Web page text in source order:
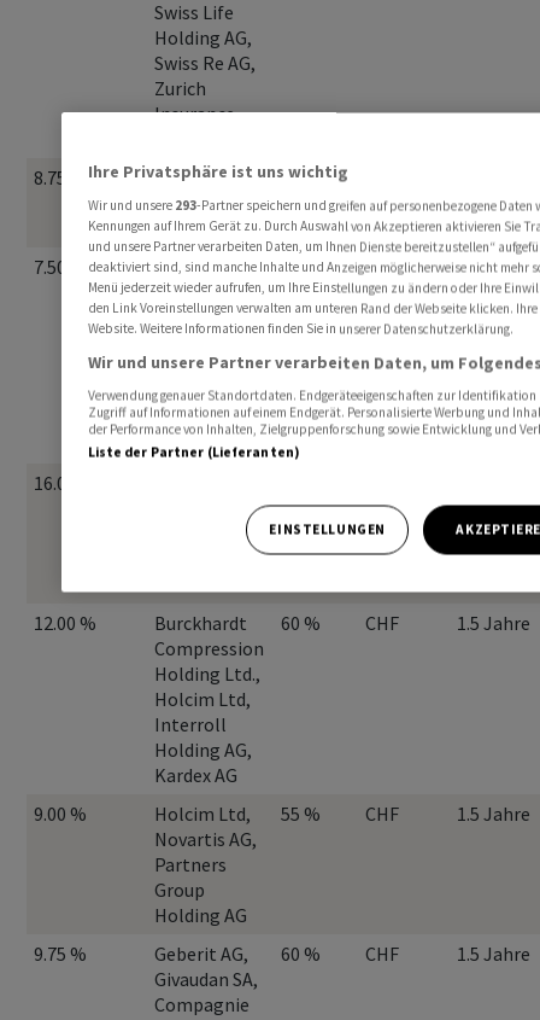
Swiss Life
Holding AG,
Swiss Re AG,
Zurich
Insurance
8.75 %
UBS Group
AG, UniCredit
SpA
55 %
7.50 %
Nestlé SA,
Compagnie
Financière
SA, Sandoz
Group AG,
Swiss Life
Holding AG
55 % CHF 2 Jahre
16.00 %
Exploration
Technologies
Corporation,
12.00 %
Burckhardt
Compression
Holding Ltd.,
Holcim Ltd,
Interroll
Holding AG,
Kardex AG
60 % CHF 1.5 Jahre
9.00 %
Holcim Ltd,
Novartis AG,
Partners
Group
Holding AG
55 % CHF 1.5 Jahre
9.75 %
Geberit AG,
Givaudan SA,
Compagnie
60 % CHF 1.5 Jahre
Ihre Privatsphäre ist uns wichtig
Wir und unsere 293-Partner speichern und greifen auf personenbezogene
Kennungen auf Ihrem Gerät zu. Durch Auswahl von Akzeptieren aktivieren Sie
und unsere Partner verarbeiten Daten, um Ihnen Dienste bereitzustellen“
deaktiviert sind, sind manche Inhalte und Anzeigen möglicherweise nicht mehr
Menü jederzeit wieder aufrufen, um Ihre Einstellungen zu ändern oder Ihre
den Link Voreinstellungen verwalten am unteren Rand der Webseite klicken.
Website. Weitere Informationen finden Sie in unserer Datenschutzerklärung.
Wir und unsere Partner verarbeiten Daten, um
Verwendung genauer Standortdaten. Endgeräteeigenschaften zur
Zugriff auf Informationen auf einem Endgerät. Personalisierte Werbung und
der Performance von Inhalten, Zielgruppenforschung sowie Entwicklung und
Liste der Partner (Lieferanten)
EINSTELLUNGEN